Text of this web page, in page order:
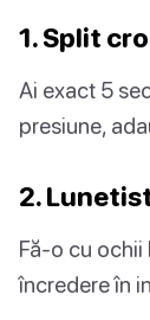
1. Split
Ai exact 5
presiune,
2.
Fă-o cu ochii
încredere în